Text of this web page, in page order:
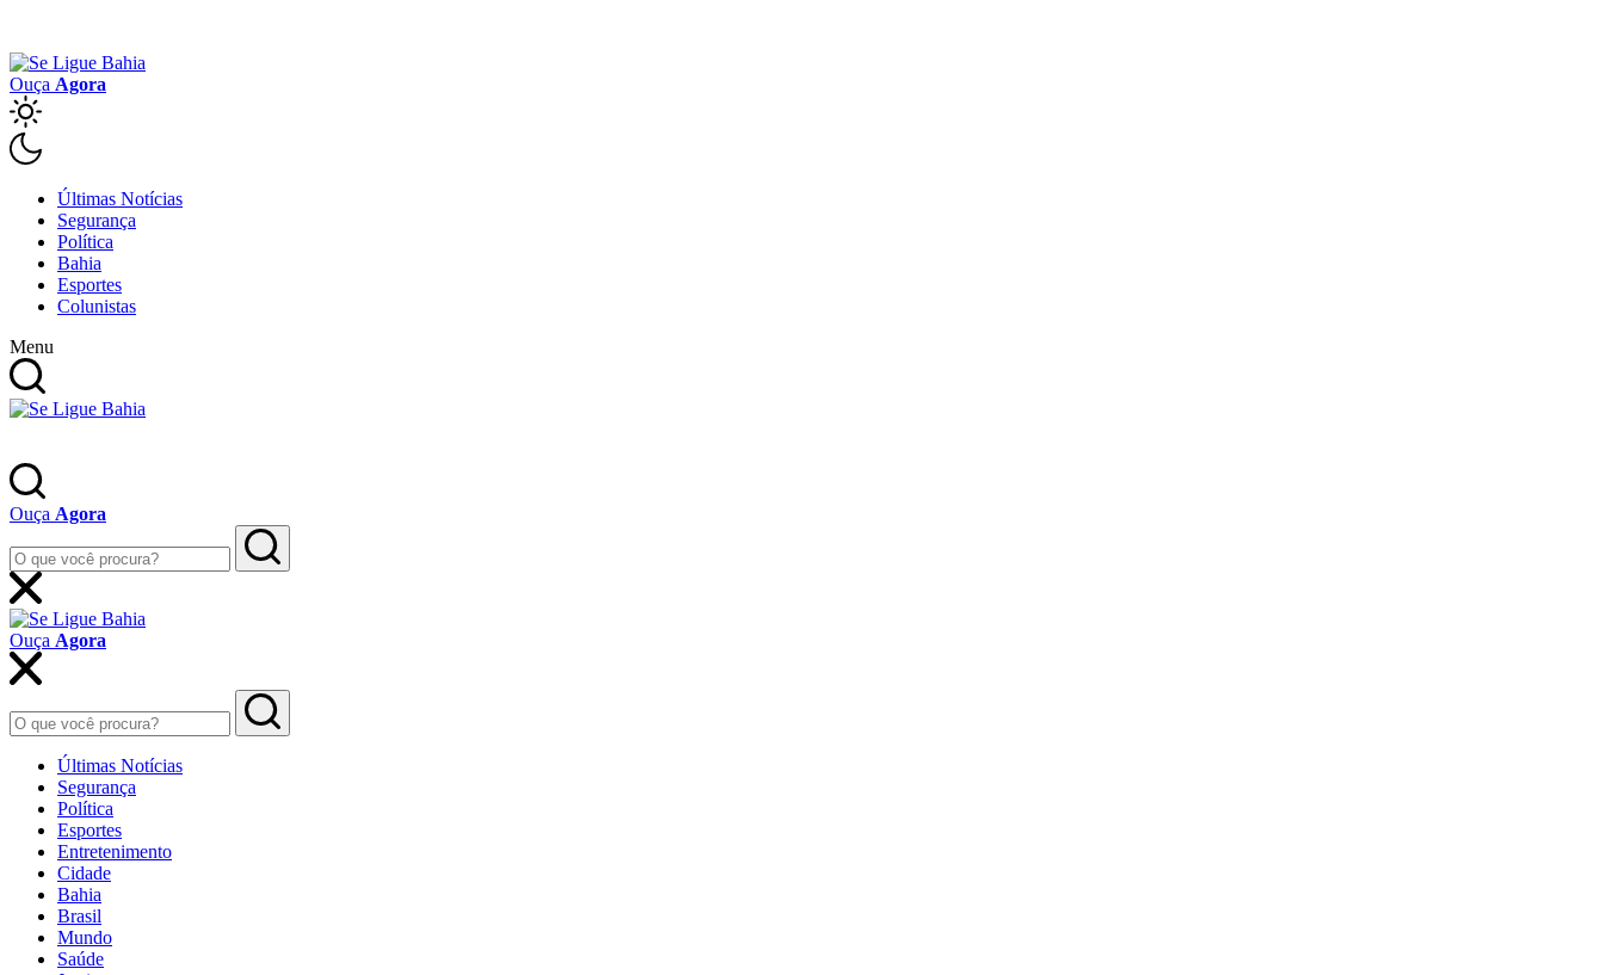
Ouça Agora
Últimas Notícias
Segurança
Política
Bahia
Esportes
Colunistas
Menu
Ouça Agora
Ouça Agora
Últimas Notícias
Segurança
Política
Esportes
Entretenimento
Cidade
Bahia
Brasil
Mundo
Saúde